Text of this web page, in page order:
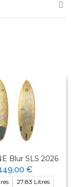
Blur SLS 2026
€
27.83 Litres